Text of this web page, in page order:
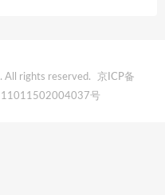
All rights reserved.
京ICP备
11011502004037号